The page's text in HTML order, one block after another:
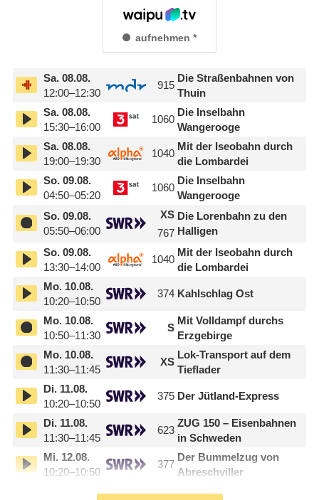
aufnehmen
Sa.08.08.
12:00–12:30
915
Die Straßenbahnen von
Thuin
Sa.08.08.
15:30–16:00
1060
Die Inselbahn
Wangerooge
Sa.08.08.
19:00–19:30
1040
Mit der Iseobahn durch
die Lombardei
So.09.08.
04:50–05:20
1060
Die Inselbahn
Wangerooge
So.09.08.
05:50–06:00
XS
767
Die Lorenbahn zu den
Halligen
So.09.08.
13:30–14:00
1040
Mit der Iseobahn durch
die Lombardei
Mo.10.08.
10:20–10:50
374 Kahlschlag Ost
Mo.10.08.
10:50–11:30
S
Mit Volldampf durchs
Erzgebirge
Mo.10.08.
11:30–11:45
XS
Lok-Transport auf dem
Tieflader
Di.11.08.
10:20–10:50
375 Der Jütland-Express
Di.11.08.
11:30–11:45
623
ZUG 150 – Eisenbahnen
in Schweden
Mi. 12.08.
10:20–10:50
377
Der Bummelzug von
Abreschviller